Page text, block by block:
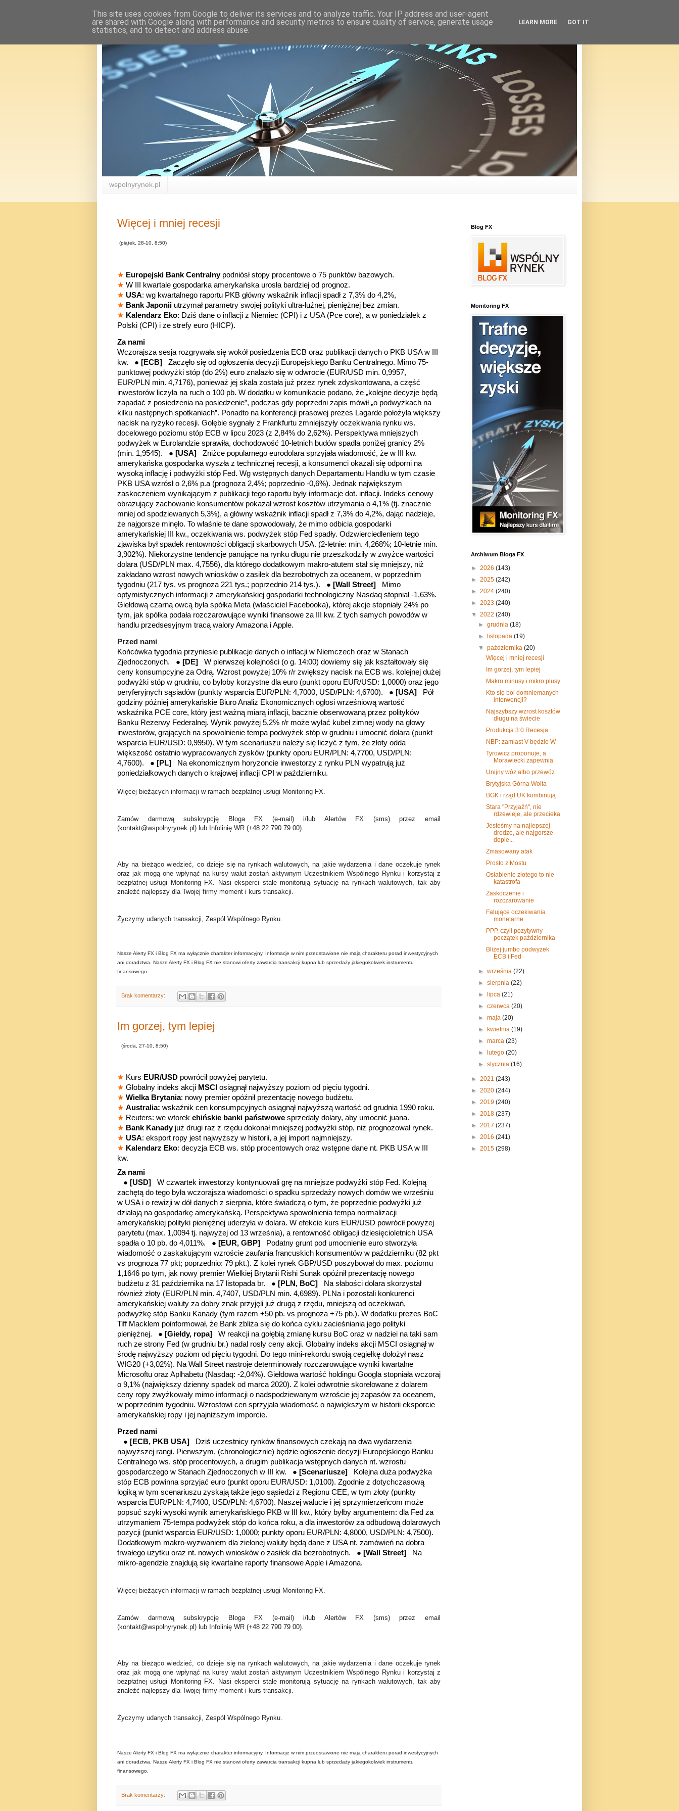
wspolnyrynek.pl
Więcej i mniej recesji
(piątek, 28-10, 8:50)
★ Europejski Bank Centralnypodniósł stopy procentowe o 75 punktów bazowych.
★ W III kwartale gospodarka amerykańska urosła bardziej od prognoz.
★ USA: wg kwartalnego raportu PKB główny wskaźnik inflacji spadł z 7,3% do 4,2%,
★ Bank Japonii utrzymał parametry swojej polityki ultra-luźnej, pieniężnej bez zmian.
★ Kalendarz Eko: Dziś dane o inflacji z Niemiec (CPI) i z USA (Pce core), a w poniedziałek z
Polski (CPI) i ze strefy euro (HICP).
Za nami
Wczorajsza sesja rozgrywała się wokół posiedzenia ECB oraz publikacji danych o PKB USA w III
kw. ● [ECB]
Zaczęło się od ogłoszenia decyzji Europejskiego Banku Centralnego. Mimo 75-
punktowej podwyżki stóp (do 2%) euro znalazło się w odwrocie (EUR/USD min. 0,9957,
EUR/PLN min. 4,7176), ponieważ jej skala została już przez rynek zdyskontowana, a część
inwestorów liczyła na ruch o 100 pb. W dodatku w komunikacie podano, że „kolejne decyzje będą
zapadać z posiedzenia na posiedzenie”, podczas gdy poprzedni zapis mówił „o podwyżkach na
kilku następnych spotkaniach”. Ponadto na konferencji prasowej prezes Lagarde położyła większy
nacisk na ryzyko recesji. Gołębie sygnały z Frankfurtu zmniejszyły oczekiwania rynku ws.
docelowego poziomu stóp ECB w lipcu 2023 (z 2,84% do 2,62%). Perspektywa mniejszych
podwyżek w Eurolandzie sprawiła, dochodowość 10-letnich budów spadła poniżej granicy 2%
(min. 1,9545). ● [USA] Zniżce popularnego eurodolara sprzyjała wiadomość, że w III kw.
amerykańska gospodarka wyszła z technicznej recesji, a konsumenci okazali się odporni na
wysoką inflację i podwyżki stóp Fed. Wg wstępnych danych Departamentu Handlu w tym czasie
PKB USA wzrósł o 2,6% p.a (prognoza 2,4%; poprzednio -0,6%). Jednak największym
zaskoczeniem wynikającym z publikacji tego raportu były informacje dot. inflacji. Indeks cenowy
obrazujący zachowanie konsumentów pokazał wzrost kosztów utrzymania o 4,1% (tj. znacznie
mniej od spodziewanych 5,3%), a główny wskaźnik inflacji spadł z 7,3% do 4,2%, dając nadzieje,
że najgorsze minęło. To właśnie te dane spowodowały, że mimo odbicia gospodarki
amerykańskiej III kw., oczekiwania ws. podwyżek stóp Fed spadły. Odzwierciedleniem tego
zjawiska był spadek rentowności obligacji skarbowych USA. (2-letnie: min. 4,268%; 10-letnie min.
3,902%). Niekorzystne tendencje panujące na rynku długu nie przeszkodziły w zwyżce wartości
dolara (USD/PLN max. 4,7556), dla którego dodatkowym makro-atutem stał się mniejszy, niż
zakładano wzrost nowych wniosków o zasiłek dla bezrobotnych za oceanem, w poprzednim
tygodniu (217 tys. vs prognoza 221 tys.; poprzednio 214 tys.). ● [Wall Street]
Mimo
optymistycznych informacji z amerykańskiej gospodarki technologiczny Nasdaq stopniał -1,63%.
Giełdową czarną owcą była spółka Meta (właściciel Facebooka), której akcje stopniały 24% po
tym, jak spółka podała rozczarowujące wyniki finansowe za III kw. Z tych samych powodów w
handlu przedsesyjnym tracą walory Amazona i Apple.
Przed nami
Końcówka tygodnia przyniesie publikacje danych o inflacji w Niemczech oraz w Stanach
Zjednoczonych. ● [DE] W pierwszej kolejności (o g. 14:00) dowiemy się jak kształtowały się
ceny konsumpcyjne za Odrą. Wzrost powyżej 10% r/r zwiększy nacisk na ECB ws. kolejnej dużej
podwyżki stóp w grudniu, co byłoby korzystne dla euro (punkt oporu EUR/USD: 1,0000) oraz jego
peryferyjnych sąsiadów (punkty wsparcia EUR/PLN: 4,7000, USD/PLN: 4,6700). ● [USA]
Pół
godziny później amerykańskie Biuro Analiz Ekonomicznych ogłosi wrześniową wartość
wskaźnika PCE core, który jest ważną miarą inflacji, bacznie obserwowaną przez polityków
Banku Rezerwy Federalnej. Wynik powyżej 5,2% r/r może wylać kubeł zimnej wody na głowy
inwestorów, grających na spowolnienie tempa podwyżek stóp w grudniu i umocnić dolara (punkt
wsparcia EUR/USD: 0,9950). W tym scenariuszu należy się liczyć z tym, że złoty odda
większość ostatnio wypracowanych zysków (punkty oporu EUR/PLN: 4,7700, USD/PLN:
4,7600). ● [PL]
Na ekonomicznym horyzoncie inwestorzy z rynku PLN wypatrują już
poniedziałkowych danych o krajowej inflacji CPI w październiku.
Więcej bieżących informacji w ramach bezpłatnej usługi Monitoring FX.
Zamów darmową subskrypcję Bloga FX (e-mail) i/lub Alertów FX (sms) przez email
(kontakt@wspolnyrynek.pl) lub Infolinię WR (+48 22 790 79 00).
Aby na bieżąco wiedzieć, co dzieje się na rynkach walutowych, na jakie wydarzenia i dane oczekuje rynek
oraz jak mogą one wpłynąć na kursy walut zostań aktywnym Uczestnikiem Wspólnego Rynku i korzystaj z
bezpłatnej usługi Monitoring FX. Nasi eksperci stale monitorują sytuację na rynkach walutowych, tak aby
znaleźć najlepszy dla Twojej firmy moment i kurs transakcji.
Życzymy udanych transakcji, Zespół Wspólnego Rynku.
Nasze Alerty FX i Blog FX ma wyłącznie charakter informacyjny. Informacje w nim przedstawione nie mają charakteru porad inwestycyjnych
ani doradztwa. Nasze Alerty FX i Blog FX nie stanowi oferty zawarcia transakcji kupna lub sprzedaży jakiegokolwiek instrumentu
finansowego.
Brak komentarzy:
Im gorzej, tym lepiej
(środa, 27-10, 8:50)
★ Kurs EUR/USD powrócił powyżej parytetu.
★ Globalny indeks akcji MSCI osiągnął najwyższy poziom od pięciu tygodni.
★ Wielka Brytania: nowy premier opóźnił prezentację nowego budżetu.
★ Australia: wskaźnik cen konsumpcyjnych osiągnął najwyższą wartość od grudnia 1990 roku.
★ Reuters: we wtorek chińskie banki państwowe sprzedały dolary, aby umocnić juana.
★ Bank Kanadyjuż drugi raz z rzędu dokonał mniejszej podwyżki stóp, niż prognozował rynek.
★ USA: eksport ropy jest najwyższy w historii, a jej import najmniejszy.
★ Kalendarz Eko: decyzja ECB ws. stóp procentowych oraz wstępne dane nt. PKB USA w III
kw.
Za nami
● [USD] W czwartek inwestorzy kontynuowali grę na mniejsze podwyżki stóp Fed. Kolejną
zachętą do tego była wczorajsza wiadomości o spadku sprzedaży nowych domów we wrześniu
w USA i o rewizji w dół danych z sierpnia, które świadczą o tym, że poprzednie podwyżki już
działają na gospodarkę amerykańską. Perspektywa spowolnienia tempa normalizacji
amerykańskiej polityki pieniężnej uderzyła w dolara. W efekcie kurs EUR/USD powrócił powyżej
parytetu (max. 1,0094 tj. najwyżej od 13 września), a rentowność obligacji dziesięcioletnich USA
spadła o 10 pb. do 4,011%. ● [EUR, GBP]
Podatny grunt pod umocnienie euro stworzyła
wiadomość o zaskakującym wzroście zaufania francuskich konsumentów w październiku (82 pkt
vs prognoza 77 pkt; poprzednio: 79 pkt.). Z kolei rynek GBP/USD poszybował do max. poziomu
1,1646 po tym, jak nowy premier Wielkiej Brytanii Rishi Sunak opóźnił prezentację nowego
budżetu z 31 października na 17 listopada br. ● [PLN, BoC]
Na słabości dolara skorzystał
również złoty (EUR/PLN min. 4,7407, USD/PLN min. 4,6989). PLNa i pozostali konkurenci
amerykańskiej waluty za dobry znak przyjęli już drugą z rzędu, mniejszą od oczekiwań,
podwyżkę stóp Banku Kanady (tym razem +50 pb. vs prognoza +75 pb.). W dodatku prezes BoC
Tiff Macklem poinformował, że Bank zbliża się do końca cyklu zacieśniania jego polityki
pieniężnej. ● [Giełdy, ropa] W reakcji na gołębią zmianę kursu BoC oraz w nadziei na taki sam
ruch ze strony Fed (w grudniu br.) nadal rosły ceny akcji. Globalny indeks akcji MSCI osiągnął w
środę najwyższy poziom od pięciu tygodni. Do tego mini-rekordu swoją cegiełkę dołożył nasz
WIG20 (+3,02%). Na Wall Street nastroje determinowały rozczarowujące wyniki kwartalne
Microsoftu oraz Aplhabetu (Nasdaq: -2,04%). Giełdowa wartość holdingu Googla stopniała wczoraj
o 9,1% (największy dzienny spadek od marca 2020). Z kolei odwrotnie skorelowane z dolarem
ceny ropy zwyżkowały mimo informacji o nadspodziewanym wzroście jej zapasów za oceanem,
w poprzednim tygodniu. Wzrostowi cen sprzyjała wiadomość o największym w historii eksporcie
amerykańskiej ropy i jej najniższym imporcie.
Przed nami
● [ECB, PKB USA]
Dziś uczestnicy rynków finansowych czekają na dwa wydarzenia
najwyższej rangi. Pierwszym, (chronologicznie) będzie ogłoszenie decyzji Europejskiego Banku
Centralnego ws. stóp procentowych, a drugim publikacja wstępnych danych nt. wzrostu
gospodarczego w Stanach Zjednoczonych w III kw. ● [Scenariusze]
Kolejna duża podwyżka
stóp ECB powinna sprzyjać euro (punkt oporu EUR/USD: 1,0100). Zgodnie z dotychczasową
logiką w tym scenariuszu zyskają także jego sąsiedzi z Regionu CEE, w tym złoty (punkty
wsparcia EUR/PLN: 4,7400, USD/PLN: 4,6700). Naszej walucie i jej sprzymierzeńcom może
popsuć szyki wysoki wynik amerykańskiego PKB w III kw., który byłby argumentem: dla Fed za
utrzymaniem 75-tempa podwyżek stóp do końca roku, a dla inwestorów za odbudową dolarowych
pozycji (punkt wsparcia EUR/USD: 1,0000; punkty oporu EUR/PLN: 4,8000, USD/PLN: 4,7500).
Dodatkowym makro-wyzwaniem dla zielonej waluty będą dane z USA nt. zamówień na dobra
trwałego użytku oraz nt. nowych wniosków o zasiłek dla bezrobotnych. ● [Wall Street]
Na
mikro-agendzie znajdują się kwartalne raporty finansowe Apple i Amazona.
Więcej bieżących informacji w ramach bezpłatnej usługi Monitoring FX.
Zamów darmową subskrypcję Bloga FX (e-mail) i/lub Alertów FX (sms) przez email
(kontakt@wspolnyrynek.pl) lub Infolinię WR (+48 22 790 79 00).
Aby na bieżąco wiedzieć, co dzieje się na rynkach walutowych, na jakie wydarzenia i dane oczekuje rynek
oraz jak mogą one wpłynąć na kursy walut zostań aktywnym Uczestnikiem Wspólnego Rynku i korzystaj z
bezpłatnej usługi Monitoring FX. Nasi eksperci stale monitorują sytuację na rynkach walutowych, tak aby
znaleźć najlepszy dla Twojej firmy moment i kurs transakcji.
Życzymy udanych transakcji, Zespół Wspólnego Rynku.
Nasze Alerty FX i Blog FX ma wyłącznie charakter informacyjny. Informacje w nim przedstawione nie mają charakteru porad inwestycyjnych
ani doradztwa. Nasze Alerty FX i Blog FX nie stanowi oferty zawarcia transakcji kupna lub sprzedaży jakiegokolwiek instrumentu
finansowego.
Brak komentarzy:
Blog FX
Monitoring FX
Archiwum Bloga FX
► 2026 (143)
► 2025 (242)
► 2024 (240)
► 2023 (240)
▼ 2022 (240)
►grudnia(18)
►listopada(19)
▼października(20)
Więcej i mniej recesji
Im gorzej, tym lepiej
Makro minusy i mikro plusy
Kto się boi domniemanych
interwencji?
Najszybszy wzrost kosztów
długu na świecie
Produkcja 3:0 Recesja
NBP: zamiast V będzie W
Tyrowicz proponuje, a
Morawiecki zapewnia
Unijny wóz albo przewóz
Brytyjska Górna Wolta
BGK i rząd UK kombinują
Stara "Przyjaźń", nie
rdzewieje, ale przecieka
Jesteśmy na najlepszej
drodze, ale najgorsze
dopie...
Zmasowany atak
Prosto z Mostu
Osłabienie złotego to nie
katastrofa
Zaskoczenie i
rozczarowanie
Falujące oczekiwania
monetarne
PPP, czyli pozytywny
początek października
Bliżej jumbo podwyżek
ECB i Fed
►września(22)
►sierpnia(22)
►lipca(21)
►czerwca(20)
►maja(20)
►kwietnia(19)
►marca(23)
►lutego(20)
►stycznia(16)
► 2021 (243)
► 2020 (244)
► 2019 (240)
► 2018 (237)
► 2017 (237)
► 2016 (241)
► 2015 (298)
This site uses cookies from Google to deliver its services and to analyze traffic. Your IP address and user-agent
are shared with Google along with performance and security metrics to ensure quality of service, generate usage
statistics, and to detect and address abuse.
LEARN MORE GOT IT